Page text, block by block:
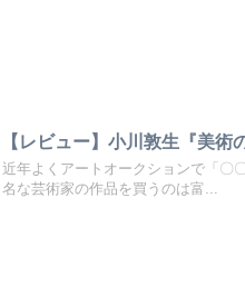
【レビュー】小川敦生『美術
近年よくアートオークションで「〇
名な芸術家の作品を買うのは富...